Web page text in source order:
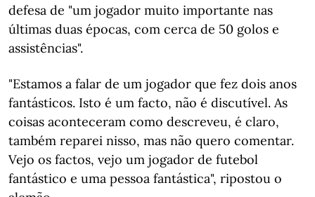
defesa de "um jogador muito importante nas
últimas duas épocas, com cerca de 50 golos e
assistências".
"Estamos a falar de um jogador que fez dois anos
fantásticos. Isto é um facto, não é discutível. As
coisas aconteceram como descreveu, é claro,
também reparei nisso, mas não quero comentar.
Vejo os factos, vejo um jogador de futebol
fantástico e uma pessoa fantástica", ripostou o